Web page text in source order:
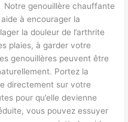
Notre genouillère chauffante
à encourager la
la douleur de l’arthrite
plaies, à garder votre
genouillères peuvent être
Portez la
directement sur votre
pour qu’elle devienne
vous pouvez essuyer